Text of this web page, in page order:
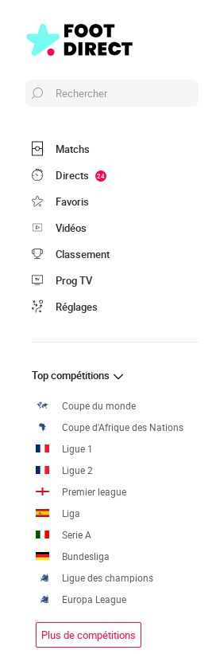
Rechercher
Matchs
Directs
24
Favoris
Vidéos
Classement
Prog TV
Réglages
Top compétitions
Coupe du monde
Coupe d'Afrique des Nations
Ligue 1
Ligue 2
Premier league
Liga
Serie A
Bundesliga
Ligue des champions
Europa League
Plus de compétitions